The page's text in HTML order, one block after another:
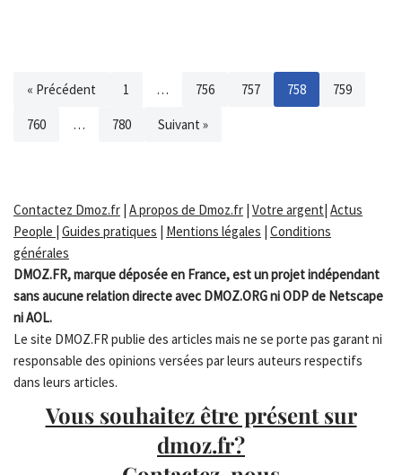
« Précédent 1 … 756 757 758 759
760 … 780 Suivant »
Contactez Dmoz.fr | A propos de Dmoz.fr | Votre argent| Actus
People | Guides pratiques | Mentions légales | Conditions
générales
DMOZ.FR, marque déposée en France, est un projet indépendant
sans aucune relation directe avec DMOZ.ORG ni ODP de Netscape
ni AOL.
Le site DMOZ.FR publie des articles mais ne se porte pas garant ni
responsable des opinions versées par leurs auteurs respectifs
dans leurs articles.
Vous souhaitez être présent sur
dmoz.fr?